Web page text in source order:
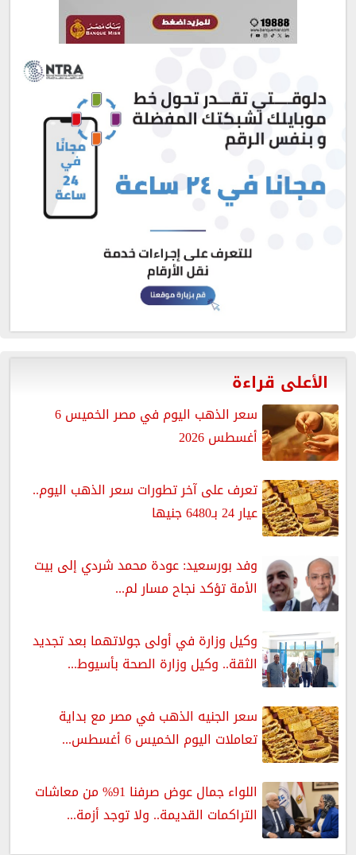
الأعلى قراءة
سعر الذهب اليوم في مصر الخميس 6
أغسطس 2026
تعرف على آخر تطورات سعر الذهب اليوم..
عيار 24 بـ6480 جنيها
وفد بورسعيد: عودة محمد شردي إلى بيت
الأمة تؤكد نجاح مسار لم...
وكيل وزارة في أولى جولاتهما بعد تجديد
الثقة.. وكيل وزارة الصحة بأسيوط...
سعر الجنيه الذهب في مصر مع بداية
تعاملات اليوم الخميس 6 أغسطس...
اللواء جمال عوض صرفنا 91% من معاشات
التراكمات القديمة.. ولا توجد أزمة...